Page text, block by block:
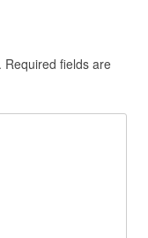
Required fields are